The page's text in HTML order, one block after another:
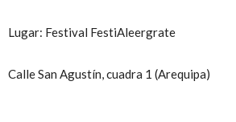
Lugar: Festival FestiAleergrate
Calle San Agustín, cuadra 1 (Arequipa)